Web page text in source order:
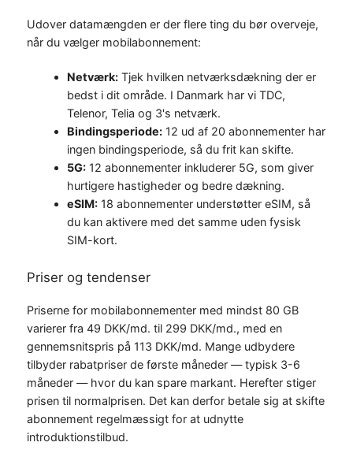
Udover datamængden er der flere ting du bør overveje,
når du vælger mobilabonnement:
Netværk: Tjek hvilken netværksdækning der er
bedst i dit område. I Danmark har vi TDC,
Telenor, Telia og 3's netværk.
Bindingsperiode: 12 ud af 20 abonnementer har
ingen bindingsperiode, så du frit kan skifte.
5G: 12 abonnementer inkluderer 5G, som giver
hurtigere hastigheder og bedre dækning.
eSIM: 18 abonnementer understøtter eSIM, så
du kan aktivere med det samme uden fysisk
SIM-kort.
Priser og tendenser
Priserne for mobilabonnementer med mindst 80 GB
varierer fra 49 DKK/md. til 299 DKK/md., med en
gennemsnitspris på 113 DKK/md. Mange udbydere
tilbyder rabatpriser de første måneder — typisk 3-6
måneder — hvor du kan spare markant. Herefter stiger
prisen til normalprisen. Det kan derfor betale sig at skifte
abonnement regelmæssigt for at udnytte
introduktionstilbud.